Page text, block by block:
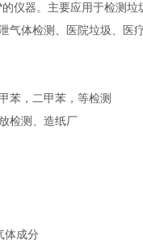
仪器。主要应用于检测
气体检测、医院垃圾、医
苯，二甲苯，等检测
检测、造纸厂
体成分